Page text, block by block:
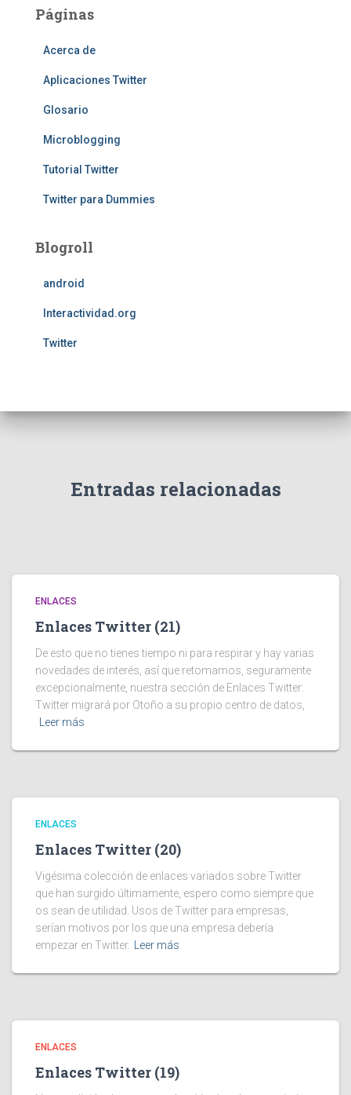
Páginas
Acerca de
Aplicaciones Twitter
Glosario
Microblogging
Tutorial Twitter
Twitter para Dummies
Blogroll
android
Interactividad.org
Twitter
Entradas relacionadas
ENLACES
Enlaces Twitter (21)
De esto que no tienes tiempo ni para respirar y hay varias
novedades de interés, así que retomamos, seguramente
excepcionalmente, nuestra sección de Enlaces Twitter:
Twitter migrará por Otoño a su propio centro de datos,
Leer más
ENLACES
Enlaces Twitter (20)
Vigésima colección de enlaces variados sobre Twitter
que han surgido últimamente, espero como siempre que
os sean de utilidad. Usos de Twitter para empresas,
serían motivos por los que una empresa debería
empezar en Twitter.
Leer más
ENLACES
Enlaces Twitter (19)